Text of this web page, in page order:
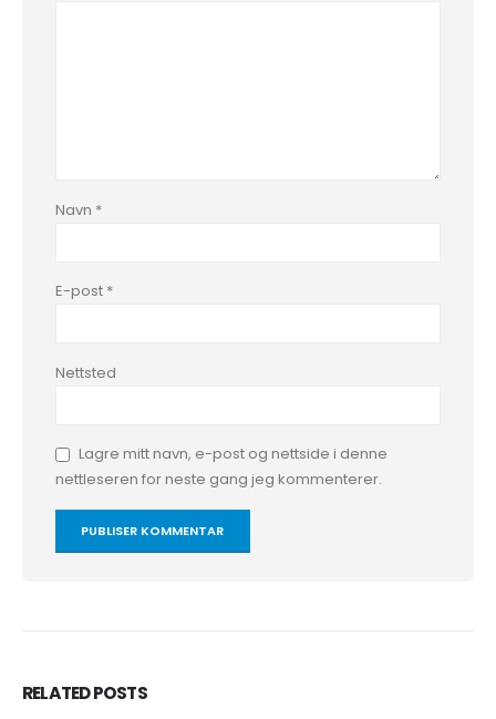
Navn *
E-post *
Nettsted
Lagre mitt navn, e-post og nettside i denne
nettleseren for neste gang jeg kommenterer.
RELATEDPOSTS